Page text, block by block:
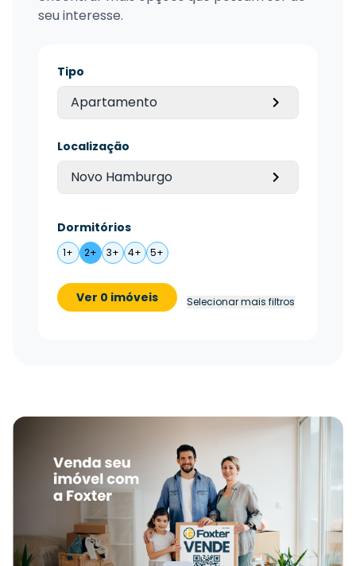
seu interesse.
Tipo
Apartamento
Localização
Novo Hamburgo
Dormitórios
1+ 2+ 3+ 4+ 5+
Ver 0 imóveis Selecionar mais filtros